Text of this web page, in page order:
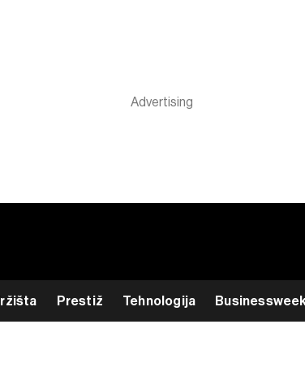
Prestiž Tehnologija